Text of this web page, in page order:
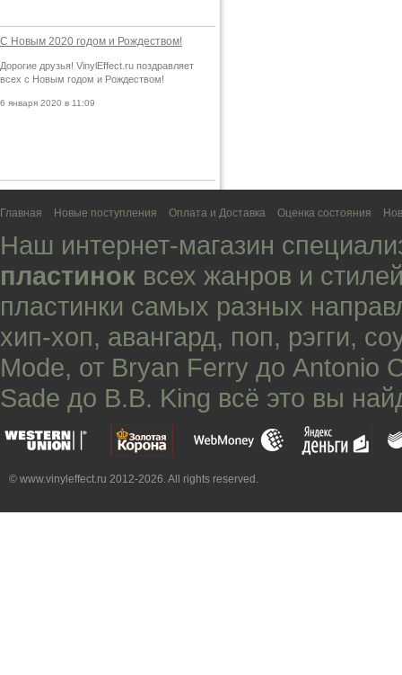
С Новым 2020 годом и Рождеством!
Дорогие друзья! VinylEffect.ru поздравляет
всех с Новым годом и Рождеством!
6 января 2020 в 11:09
Главная Новые поступления Оплата и Доставка Оценка состояния
Наш интернет-магазин
пластинок всех жанров и
пластинки самых разных
хип-хоп, авангард, поп, рэгги,
Mode, от Bryan Ferry до Antonio
Sade до B.B. King всё это вы
© www.vinyleffect.ru 2012-2026. All rights reserved.